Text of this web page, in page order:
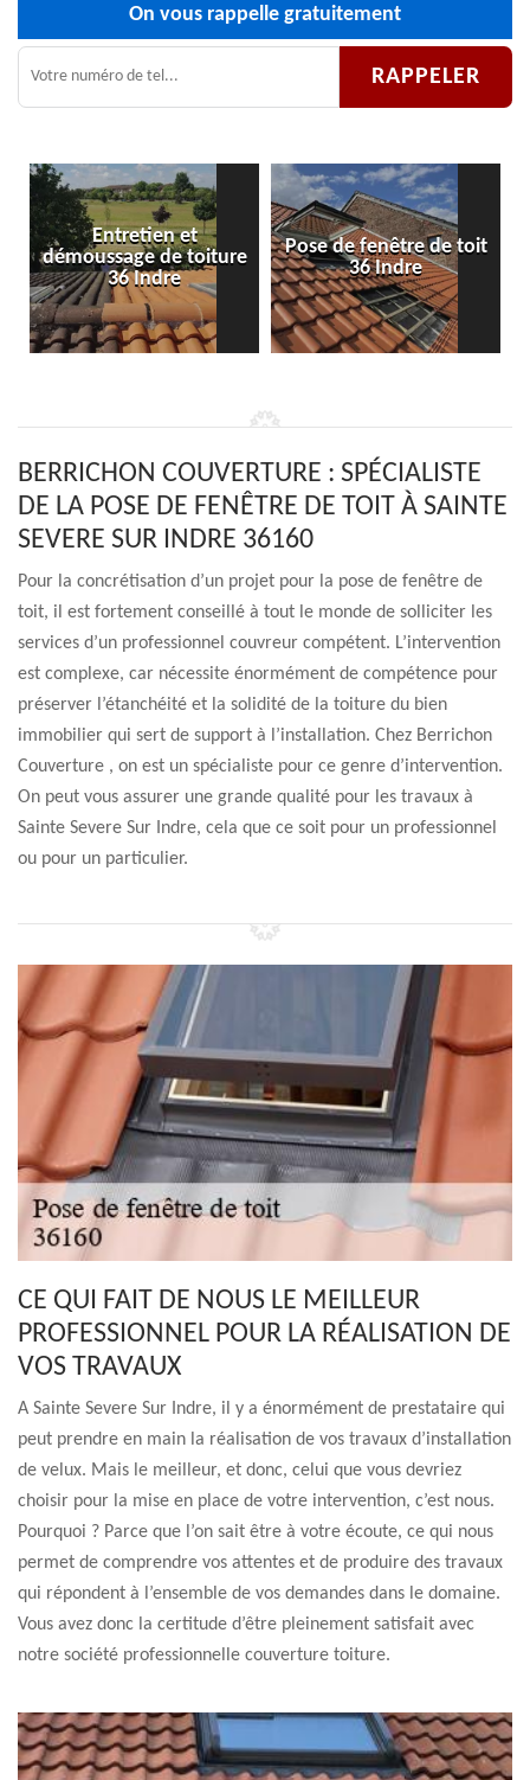
On vous rappelle gratuitement
Entretien et
démoussage de toiture
36 Indre
Pose de fenêtre de toit
36 Indre
BERRICHON COUVERTURE : SPÉCIALISTE
DE LA POSE DE FENÊTRE DE TOIT À SAINTE
SEVERE SUR INDRE 36160
Pour la concrétisation d’un projet pour la pose de fenêtre de
toit, il est fortement conseillé à tout le monde de solliciter les
services d’un professionnel couvreur compétent. L’intervention
est complexe, car nécessite énormément de compétence pour
préserver l’étanchéité et la solidité de la toiture du bien
immobilier qui sert de support à l’installation. Chez Berrichon
Couverture , on est un spécialiste pour ce genre d’intervention.
On peut vous assurer une grande qualité pour les travaux à
Sainte Severe Sur Indre, cela que ce soit pour un professionnel
ou pour un particulier.
CE QUI FAIT DE NOUS LE MEILLEUR
PROFESSIONNEL POUR LA RÉALISATION DE
VOS TRAVAUX
A Sainte Severe Sur Indre, il y a énormément de prestataire qui
peut prendre en main la réalisation de vos travaux d’installation
de velux. Mais le meilleur, et donc, celui que vous devriez
choisir pour la mise en place de votre intervention, c’est nous.
Pourquoi ? Parce que l’on sait être à votre écoute, ce qui nous
permet de comprendre vos attentes et de produire des travaux
qui répondent à l’ensemble de vos demandes dans le domaine.
Vous avez donc la certitude d’être pleinement satisfait avec
notre société professionnelle couverture toiture.